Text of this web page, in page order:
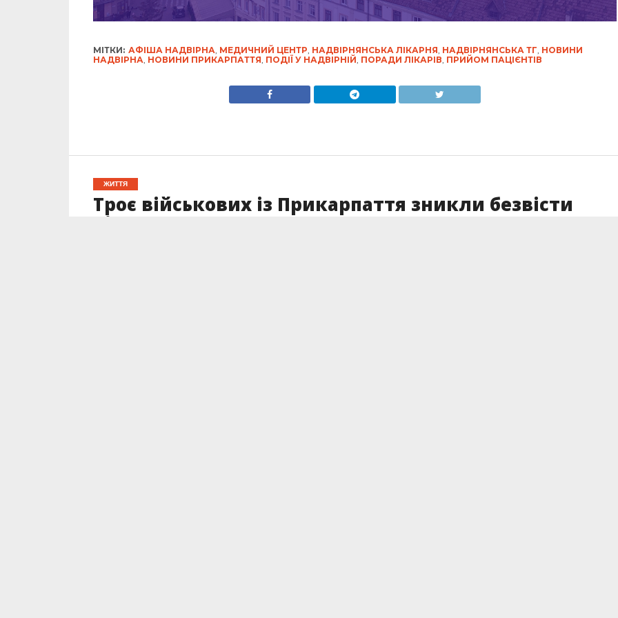
МІТКИ: АФІША НАДВІРНА, МЕДИЧНИЙ ЦЕНТР, НАДВІРНЯНСЬКА ЛІКАРНЯ, НАДВІРНЯНСЬКА ТГ, НОВИНИ
НАДВІРНА, НОВИНИ ПРИКАРПАТТЯ, ПОДІЇ У НАДВІРНІЙ, ПОРАДИ ЛІКАРІВ, ПРИЙОМ ПАЦІЄНТІВ
ЖИТТЯ
Троє військових із Прикарпаття зникли безвісти
після ворожої атаки КАБ